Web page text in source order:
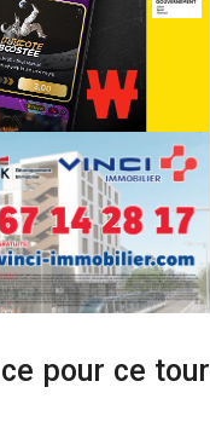
pour ce tour